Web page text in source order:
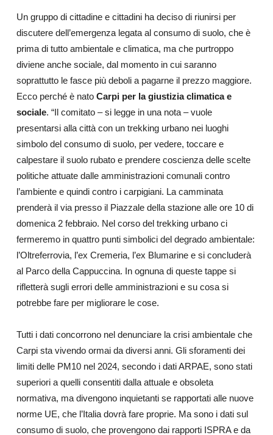
Un gruppo di cittadine e cittadini ha deciso di riunirsi per
discutere dell’emergenza legata al consumo di suolo, che è
prima di tutto ambientale e climatica, ma che purtroppo
diviene anche sociale, dal momento in cui saranno
soprattutto le fasce più deboli a pagarne il prezzo maggiore.
Ecco perché è nato Carpi per la giustizia climatica e
sociale. “Il comitato – si legge in una nota – vuole
presentarsi alla città con un trekking urbano nei luoghi
simbolo del consumo di suolo, per vedere, toccare e
calpestare il suolo rubato e prendere coscienza delle scelte
politiche attuate dalle amministrazioni comunali contro
l’ambiente e quindi contro i carpigiani. La camminata
prenderà il via presso il Piazzale della stazione alle ore 10 di
domenica 2 febbraio. Nel corso del trekking urbano ci
fermeremo in quattro punti simbolici del degrado ambientale:
l’Oltreferrovia, l’ex Cremeria, l’ex Blumarine e si concluderà
al Parco della Cappuccina. In ognuna di queste tappe si
rifletterà sugli errori delle amministrazioni e su cosa si
potrebbe fare per migliorare le cose.
Tutti i dati concorrono nel denunciare la crisi ambientale che
Carpi sta vivendo ormai da diversi anni. Gli sforamenti dei
limiti delle PM10 nel 2024, secondo i dati ARPAE, sono stati
superiori a quelli consentiti dalla attuale e obsoleta
normativa, ma divengono inquietanti se rapportati alle nuove
norme UE, che l’Italia dovrà fare proprie. Ma sono i dati sul
consumo di suolo, che provengono dai rapporti ISPRA e da